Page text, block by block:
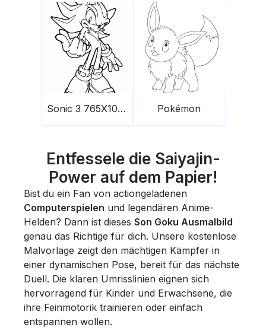
Sonic 3 765X1024 Pokémon
Entfessele die Saiyajin-
Power auf dem Papier!
Bist du ein Fan von actiongeladenen
Computerspielen und legendären Anime-
Helden? Dann ist dieses Son Goku Ausmalbild
genau das Richtige für dich. Unsere kostenlose
Malvorlage zeigt den mächtigen Kämpfer in
einer dynamischen Pose, bereit für das nächste
Duell. Die klaren Umrisslinien eignen sich
hervorragend für Kinder und Erwachsene, die
ihre Feinmotorik trainieren oder einfach
entspannen wollen.